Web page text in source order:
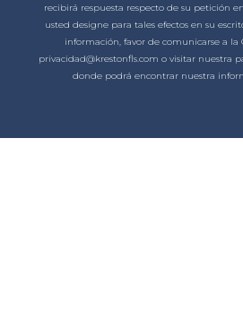
recibirá respuesta respecto de su petición
usted designe para tales efectos en su
información, favor de comunicarse a la
privacidad@krestonfls.com o visitar nuestra
donde podrá encontrar nuestra